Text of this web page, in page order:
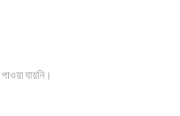
যায়নি।